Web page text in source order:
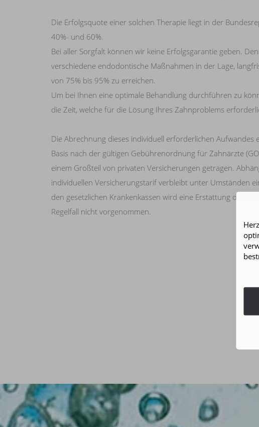
Die Erfolgsquote einer solchen Therapie liegt in der
40%- und 60%.
Bei aller Sorgfalt können wir keine Erfolgsgarantie geben.
verschiedene endodontische Maßnahmen in der Lage,
von 75% bis 95% zu erreichen.
Um bei Ihnen eine optimale Behandlung durchführen zu
die Zeit, welche für die Lösung Ihres Zahnproblems
Die Abrechnung dieses individuell erforderlichen Aufwandes
Basis nach der gültigen Gebührenordnung für Zahnärzte
einem Großteil von privaten Versicherungen getragen.
individuellen Versicherungstarif verbleibt unter Umständen
den gesetzlichen Krankenkassen wird eine Erstattung dieses
Regelfall nicht vorgenommen.